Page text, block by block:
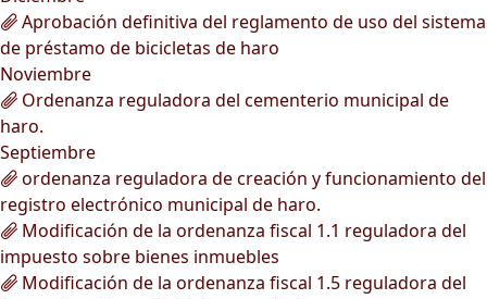
Aprobación definitiva del reglamento de uso del sistema
de préstamo de bicicletas de haro
Noviembre
Ordenanza reguladora del cementerio municipal de
haro.
Septiembre
ordenanza reguladora de creación y funcionamiento del
registro electrónico municipal de haro.
Modificación de la ordenanza fiscal 1.1 reguladora del
impuesto sobre bienes inmuebles
Modificación de la ordenanza fiscal 1.5 reguladora del